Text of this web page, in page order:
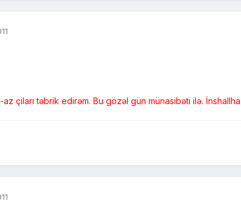
çiları təbrik edirəm. Bu gözəl gün münasibəti ilə.